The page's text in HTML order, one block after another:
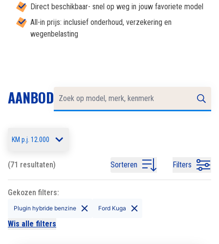
Direct beschikbaar- snel op weg in jouw favoriete model
All-in prijs: inclusief onderhoud, verzekering en
wegenbelasting
AANBOD
KM p.j. 12.000
(71 resultaten) Sorteren Filters
Gekozen filters:
Plugin hybride benzine Ford Kuga
Wis alle filters